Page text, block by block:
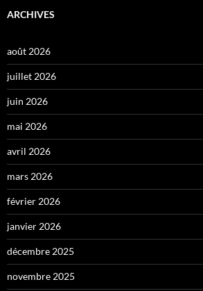
ARCHIVES
août 2026
juillet 2026
juin 2026
mai 2026
avril 2026
mars 2026
février 2026
janvier 2026
décembre 2025
novembre 2025